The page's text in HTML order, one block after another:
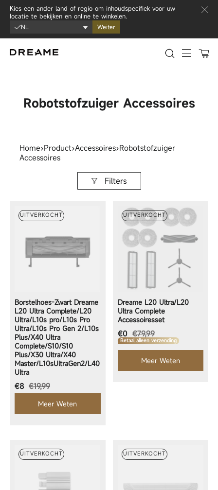
Ga naar inhoud
Kies een ander land of regio om inhoudspecifiek voor uw
locatie te bekijken en online te winkelen.
NL Weiter
Robotstofzuiger Accessoires
Home›Product›Accessoires›Robotstofzuiger
Accessoires
Filters
UITVERKOCHT
Borstelhoes-Zwart Dreame
L20 Ultra Complete/L20
Ultra/L10s pro/L10s Pro
Ultra/L10s Pro Gen 2/L10s
Plus/X40 Ultra
Complete/S10/S10
Plus/X30 Ultra/X40
Master/L10sUltraGen2/L40
Ultra
Aanbiedingsprijs
€8 €19,99
Meer Weten
UITVERKOCHT
Dreame L20 Ultra/L20
Ultra Complete
Accessoiresset
Aanbiedingsprijs
€0 €79,99
Betaal alleen verzending
Meer Weten
UITVERKOCHT UITVERKOCHT